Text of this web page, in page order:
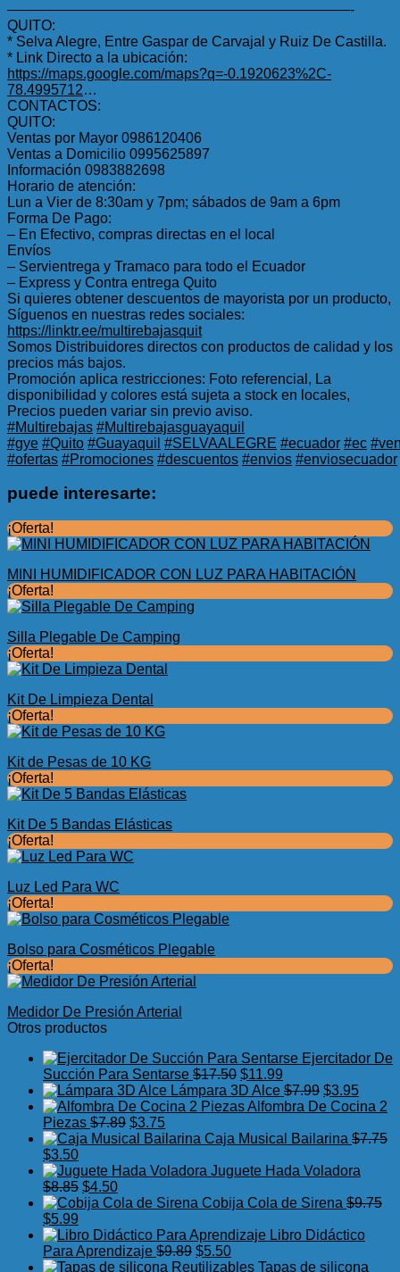
————————————————————————-
QUITO:
* Selva Alegre, Entre Gaspar de Carvajal y Ruiz De Castilla.
* Link Directo a la ubicación:
https://maps.google.com/maps?q=-0.1920623%2C-
78.4995712…
CONTACTOS:
QUITO:
Ventas por Mayor 0986120406
Ventas a Domicilio 0995625897
Información 0983882698
Horario de atención:
Lun a Vier de 8:30am y 7pm; sábados de 9am a 6pm
Forma De Pago:
– En Efectivo, compras directas en el local
Envíos
– Servientrega y Tramaco para todo el Ecuador
– Express y Contra entrega Quito
Si quieres obtener descuentos de mayorista por un producto,
Síguenos en nuestras redes sociales:
https://linktr.ee/multirebajasquit
Somos Distribuidores directos con productos de calidad y los
precios más bajos.
Promoción aplica restricciones: Foto referencial, La
disponibilidad y colores está sujeta a stock en locales,
Precios pueden variar sin previo aviso.
#Multirebajas #Multirebajasguayaquil
#gye #Quito #Guayaquil #SELVAALEGRE #ecuador #ec
#ofertas #Promociones #descuentos #envios #enviosecuador
puede interesarte:
¡Oferta!
MINI HUMIDIFICADOR CON LUZ PARA HABITACIÓN
¡Oferta!
Silla Plegable De Camping
¡Oferta!
Kit De Limpieza Dental
¡Oferta!
Kit de Pesas de 10 KG
¡Oferta!
Kit De 5 Bandas Elásticas
¡Oferta!
Luz Led Para WC
¡Oferta!
Bolso para Cosméticos Plegable
¡Oferta!
Medidor De Presión Arterial
Otros productos
Ejercitador De
Succión Para Sentarse $17.50 El
precio
original
$17.50.
$11.99
precio
actual
$11.99.
Lámpara 3D Alce $7.99 El
precio
era:
$3.95El
precio
es:
Alfombra De Cocina 2
Piezas $7.89 El
precio
era:
$3.75El
precio
es:
Caja Musical Bailarina $7.75
El
precio
original
era:
$7.75.
$3.50El
precio
actual
es:
Juguete Hada Voladora
$8.85 El
precio
era:
$8.85.
$4.50El
precio
es:
$4.50.
Cobija Cola de Sirena $9.75
El
precio
original
era:
$5.99
precio
actual
es:
Libro Didáctico
Para Aprendizaje $9.89 El
precio
$5.50El
precioTapas de silicona